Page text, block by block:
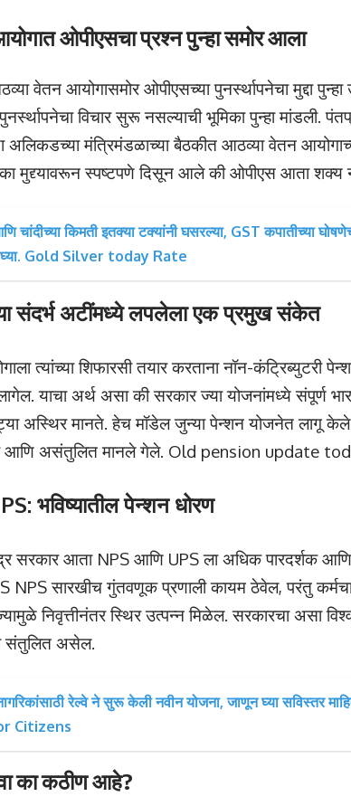
ओपीएसचा प्रश्न पुन्हा समोर आला
वेतन आयोगासमोर ओपीएसच्या पुनर्स्थापनेचा मुद्दा
विचार सुरू नसल्याची भूमिका पुन्हा मांडली.
अलिकडच्या मंत्रिमंडळाच्या बैठकीत आठव्या वेतन
मुद्द्यावरून स्पष्टपणे दिसून आले की ओपीएस आता शक्य
चांदीच्या किमती इतक्या टक्यांनी घसरल्या, GST कपातीच्या
Gold Silver today Rate
संदर्भ अटींमध्ये लपलेला एक प्रमुख संकेत
त्यांच्या शिफारसी तयार करताना नॉन-कंट्रिब्युटरी
लागेल. याचा अर्थ असा की सरकार ज्या योजनांमध्ये संपूर्ण
अस्थिर मानते. हेच मॉडेल जुन्या पेन्शन योजनेत लागू
आणि असंतुलित मानले गेले. Old pension update
भविष्यातील पेन्शन धोरण
सरकार आता NPS आणि UPS ला अधिक पारदर्शक
NPS सारखीच गुंतवणूक प्रणाली कायम ठेवेल, परंतु
निवृत्तीनंतर स्थिर उत्पन्न मिळेल. सरकारचा असा
संतुलित असेल.
रेल्वे ने सुरू केली नवीन योजना, जाणून घ्या सविस्तर
Citizens
का कठीण आहे?